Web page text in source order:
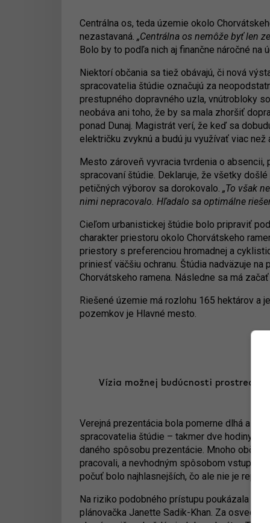
Centrálna os, teda územie okolo
nezastavaná. „Centrálna os nemôže byť len
Bolo by to podľa nich aj finančne náročné na
Niektorí občania sa tiež obávajú, či nová
spracovatelia štúdie označujú za
prestupného dopravného uzla, vnútrobloky
neobáva ani toho, že by sa mala zhoršiť
ponad Dunaj. Magistrát verí, že keď sa
električku zvyknú a budú ju využívať viac než
Mesto zároveň vyvracia tvrdenia o
spracovaní štúdie. Deklaruje, že všetky
petičných výborov sa dorokovalo. „To však
nimi nepracovalo. Hľadalo sa optimálne
Cieľom urbanistickej štúdie bolo pripraviť
charakter priestoru okolo Chorvátskeho
priestory s preferenciou hromadnej a
priniesť väčšiu ochranu. Štúdia nadväzuje
Chorvátskeho ramena. Následne sa má
Riešené územie má rozlohu 165 hektárov a
pozemkov je Hlavné mesto.
Vízia možnej budúcnosti prostredia
Verejná prezentácia bola pomerne dlhá a po
spracovatelia štúdie – takmer dve hodiny
daného spôsobu prezentácie. Mnoho
pracovali, a nevhodným spôsobom
počuť bolo najhlasnejších, čo ale nie je
Na riziko podobného prístupu poukázala
plánovačka Janette Sadik-Khan. Za